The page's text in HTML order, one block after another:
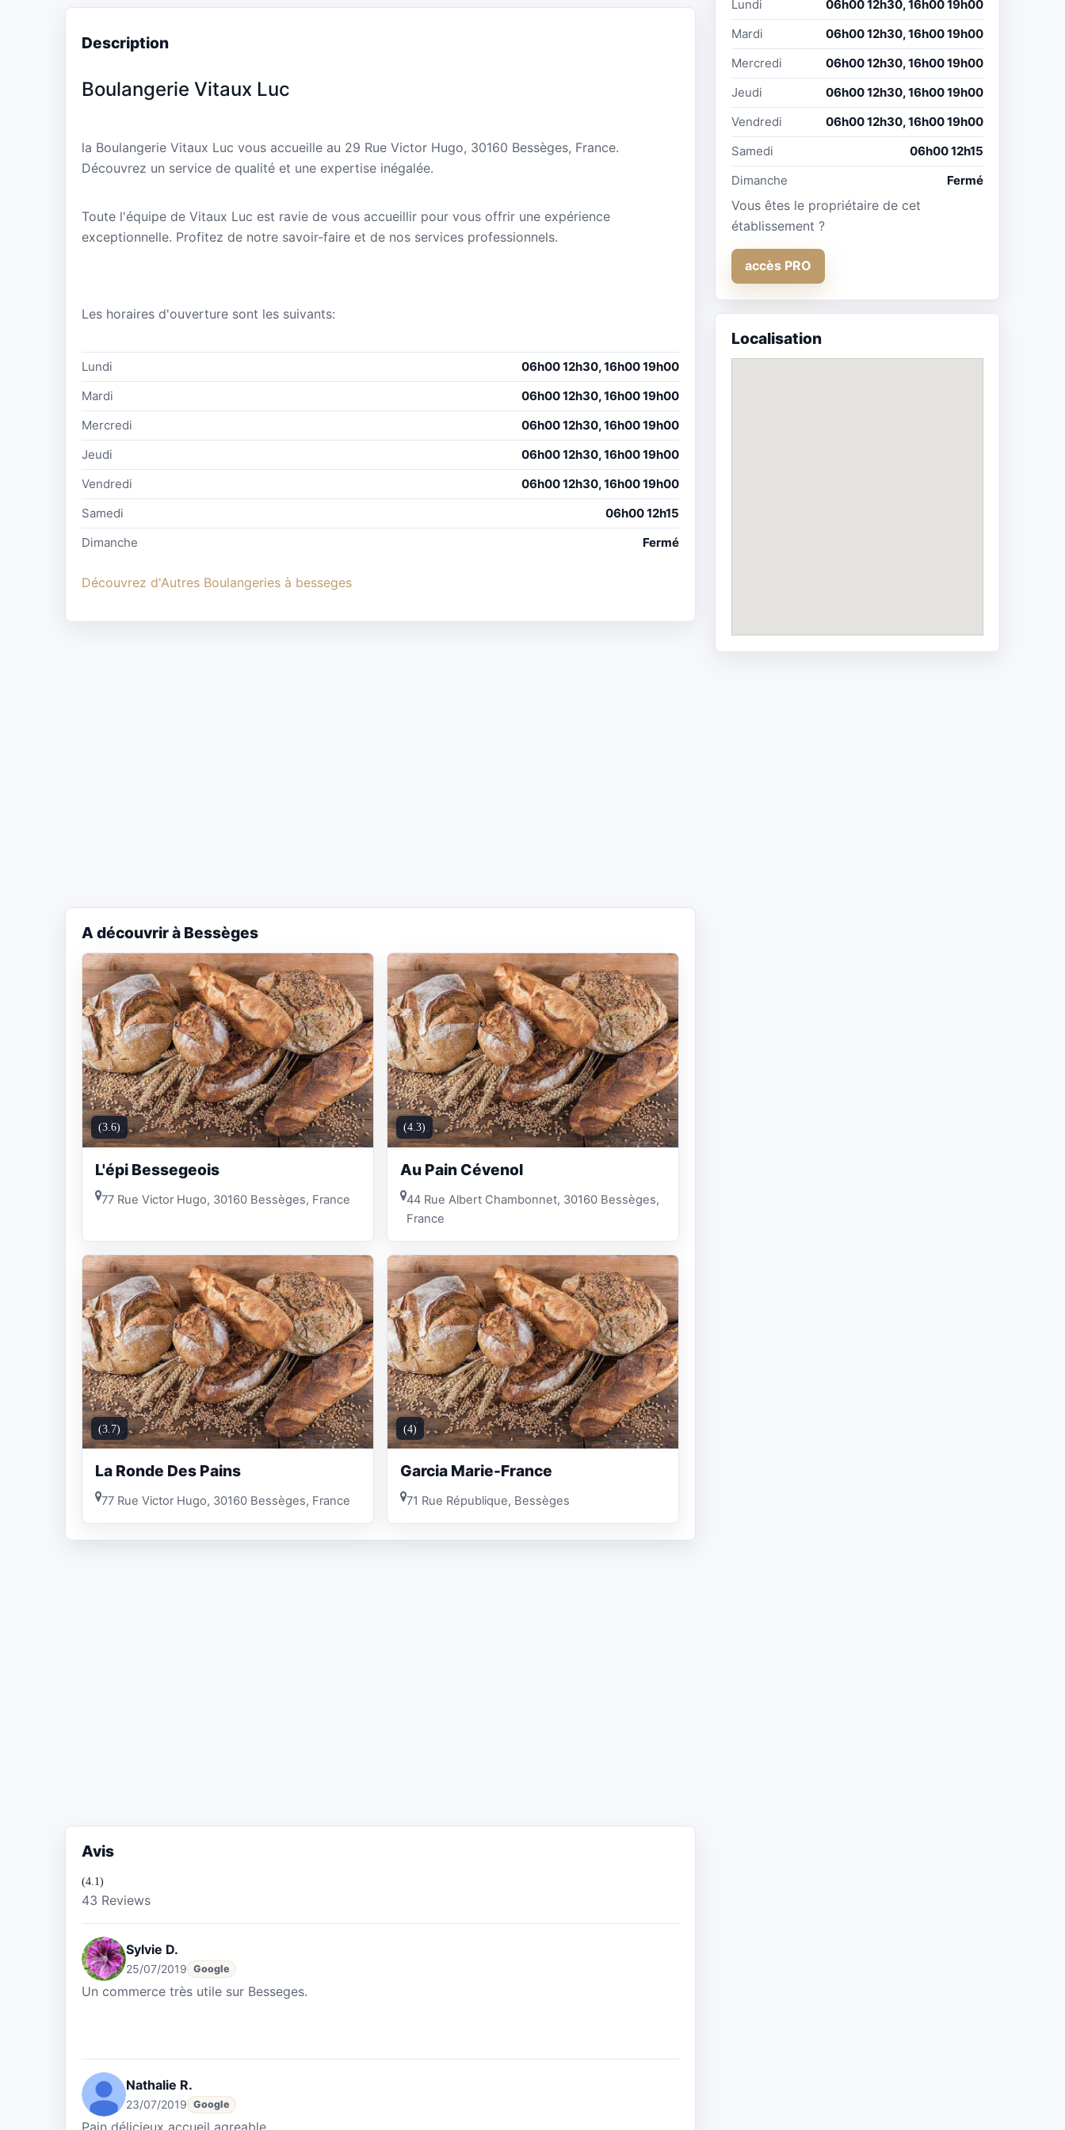
Description
Boulangerie Vitaux Luc
la Boulangerie Vitaux Luc vous accueille au 29 Rue Victor Hugo, 30160 Bessèges, France.
Découvrez un service de qualité et une expertise inégalée.
Toute l'équipe de Vitaux Luc est ravie de vous accueillir pour vous offrir une expérience
exceptionnelle. Profitez de notre savoir-faire et de nos services professionnels.
Les horaires d'ouverture sont les suivants:
Lundi
06h00 12h30, 16h00 19h00
Mardi
06h00 12h30, 16h00 19h00
Mercredi
06h00 12h30, 16h00 19h00
Jeudi
06h00 12h30, 16h00 19h00
Vendredi
06h00 12h30, 16h00 19h00
Samedi
06h00 12h15
Dimanche
Fermé
Découvrez d'Autres Boulangeries à besseges
A découvrir à Bessèges
(3.6)
L'épi Bessegeois
77 Rue Victor Hugo, 30160 Bessèges, France
(4.3)
Au Pain Cévenol
44 Rue Albert Chambonnet, 30160 Bessèges,
France
(3.7)
La Ronde Des Pains
77 Rue Victor Hugo, 30160 Bessèges, France
(4)
Garcia Marie-France
71 Rue République, Bessèges
Avis
(4.1)
43 Reviews
Sylvie D.
25/07/2019 Google
Un commerce très utile sur Besseges.
Nathalie R.
23/07/2019 Google
Lundi
06h00 12h30, 16h00 19h00
Mardi
06h00 12h30, 16h00 19h00
Mercredi
06h00 12h30, 16h00 19h00
Jeudi
06h00 12h30, 16h00 19h00
Vendredi
06h00 12h30, 16h00 19h00
Samedi
06h00 12h15
Dimanche
Fermé
Vous êtes le propriétaire de cet
établissement ?
accès PRO
Localisation